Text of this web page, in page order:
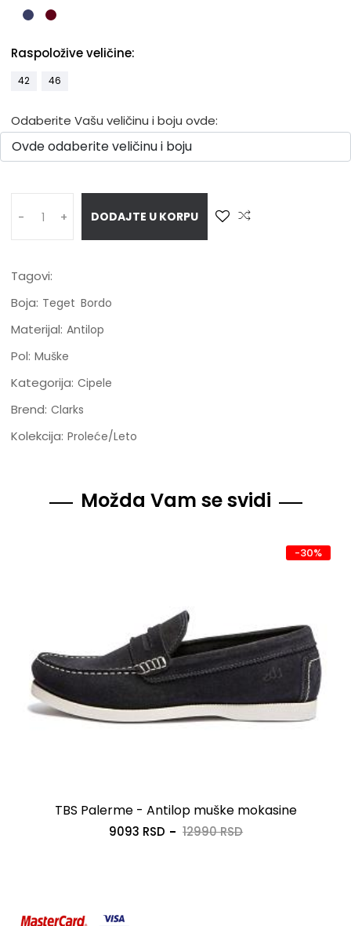
Raspoložive veličine:
42 46
Odaberite Vašu veličinu i boju ovde:
- + DODAJTE U KORPU
Tagovi:
Boja: Teget Bordo
Materijal: Antilop
Pol: Muške
Kategorija: Cipele
Brend: Clarks
Kolekcija: Proleće/Leto
Možda Vam se svidi
-30%
TBS Palerme - Antilop muške mokasine
9093 RSD 12990 RSD